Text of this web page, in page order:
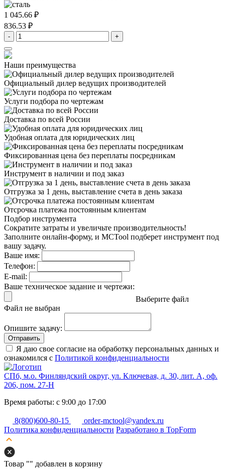
1 045.66 ₽
836.53 ₽
- +
Наши преимущества
Официальный дилер ведущих производителей
Услуги подбора по чертежам
Доставка по всей России
Удобная оплата для юридических лиц
Фиксированная цена без переплаты посредникам
Инструмент в наличии и под заказ
Отгрузка за 1 день, выставление счета в день заказа
Отсрочка платежа постоянным клиентам
Подбор инструмента
Сократите затраты и увеличьте производительность!
Заполните онлайн-форму, и MCTool подберет инструмент под
вашу задачу.
Ваше имя:
Телефон:
E-mail:
Ваше техническое задание и чертежи:
Выберите файл
Файл не выбран
Опишите задачу:
Отправить
Я даю свое согласие на обработку персональных данных и
ознакомился с Политикой конфиденциальности
СПб, м.о. Финляндский округ, ул. Ключевая, д. 30, лит. А, оф.
206, пом. 27-Н
Время работы: с 9:00 до 17:00
8(800)600-80-15
order-mctool@yandex.ru
Политика конфиденциальности Разработано в TopForm
Товар "" добавлен в корзину